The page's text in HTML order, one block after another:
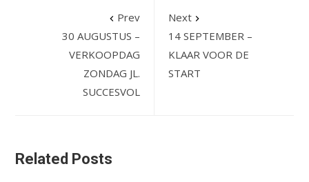
Prev
30 AUGUSTUS –
VERKOOPDAG
ZONDAG JL.
SUCCESVOL
Next
14 SEPTEMBER –
KLAAR VOOR DE
START
Related Posts